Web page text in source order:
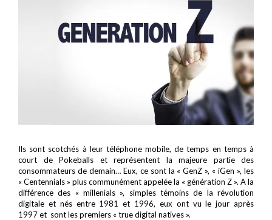
Ils sont scotchés à leur téléphone mobile, de temps en temps à
court de Pokeballs et représentent la majeure partie des
consommateurs de demain… Eux, ce sont la « GenZ », « iGen », les
« Centennials » plus communément appelée la « génération Z ». A la
différence des « millenials », simples témoins de la révolution
digitale et nés entre 1981 et 1996, eux ont vu le jour après
1997 et sont les premiers « true digital natives ».